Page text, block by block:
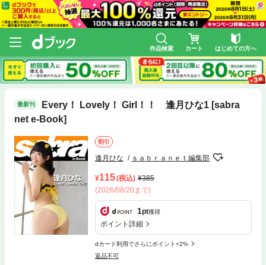
作品検索 カート はじめての方へ
最新刊
Every！ Lovely！ Girl！！ 逢月ひな1 [sabra
net e-Book]
割引
逢月ひな ｓａｂｒａｎｅｔ編集部
115(税込)
385
(2026/08/20まで)
1pt獲得
ポイント詳細
dカード利用でさらにポイント+2%
返品不可